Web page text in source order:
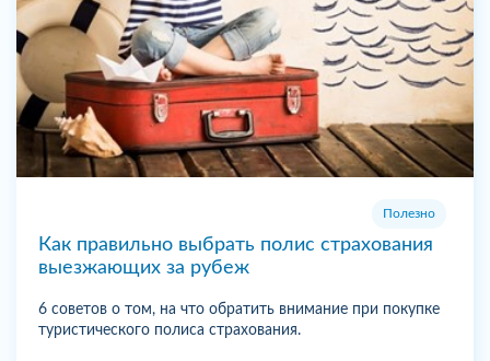
Полезно
Как правильно выбрать полис страхования
выезжающих за рубеж
6 советов о том, на что обратить внимание при покупке
туристического полиса страхования.